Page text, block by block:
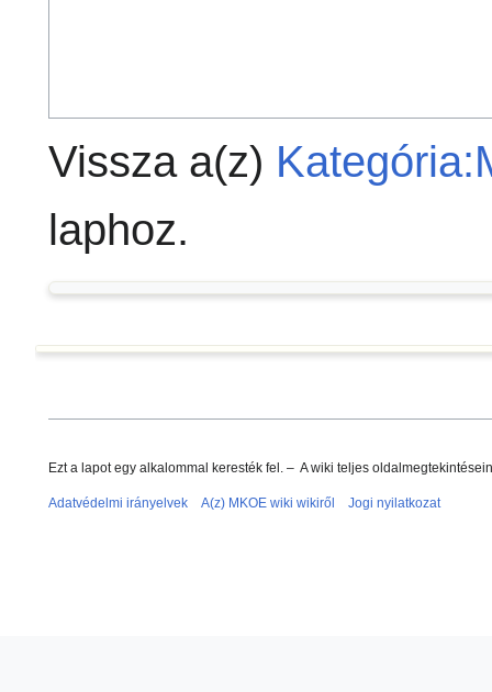
Vissza a(z)
laphoz.
Ezt a lapot egy alkalommal keresték fel. – A wiki teljes
Adatvédelmi irányelvek A(z) MKOE wiki wikiről Jogi nyilatkozat